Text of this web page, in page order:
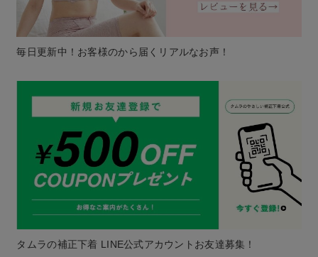
毎日更新中！お客様のから届くリアルなお声！
タムラの補正下着 LINE公式アカウントお友達募集！